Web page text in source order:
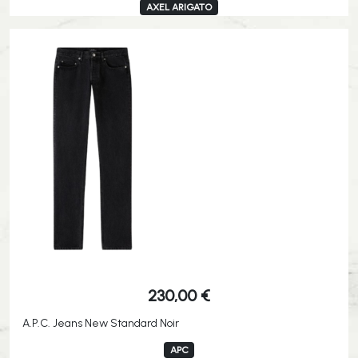
AXEL ARIGATO
230,00 €
A.P.C. Jeans New Standard Noir
APC